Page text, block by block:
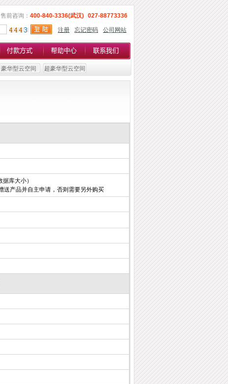
售前咨询： 400-840-3336(武汉) 027-88773336
注册
忘记密码 公司网站
豪华型云空间 超豪华型云空间
库大小）
送产品并自主申请，否则需要另外购买